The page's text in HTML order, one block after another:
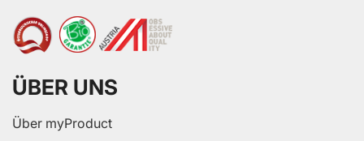
ÜBER UNS
Über myProduct